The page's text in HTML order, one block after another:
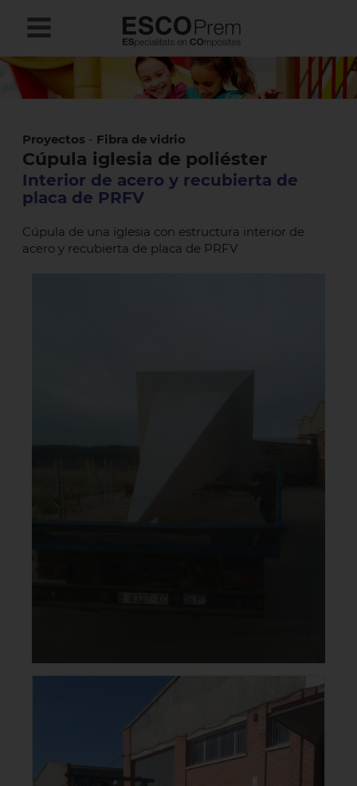
Proyectos - Fibra de vidrio
Cúpula iglesia de poliéster
Interior de acero y recubierta de
placa de PRFV
Cúpula de una iglesia con estructura interior de
acero y recubierta de placa de PRFV